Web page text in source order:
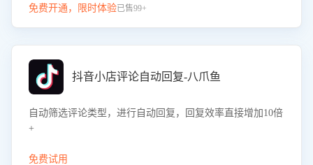
免费开通，限时体验已售99+
抖音小店评论自动回复-八爪鱼
自动筛选评论类型，进行自动回复，回复效率直接增加10倍
+
免费试用